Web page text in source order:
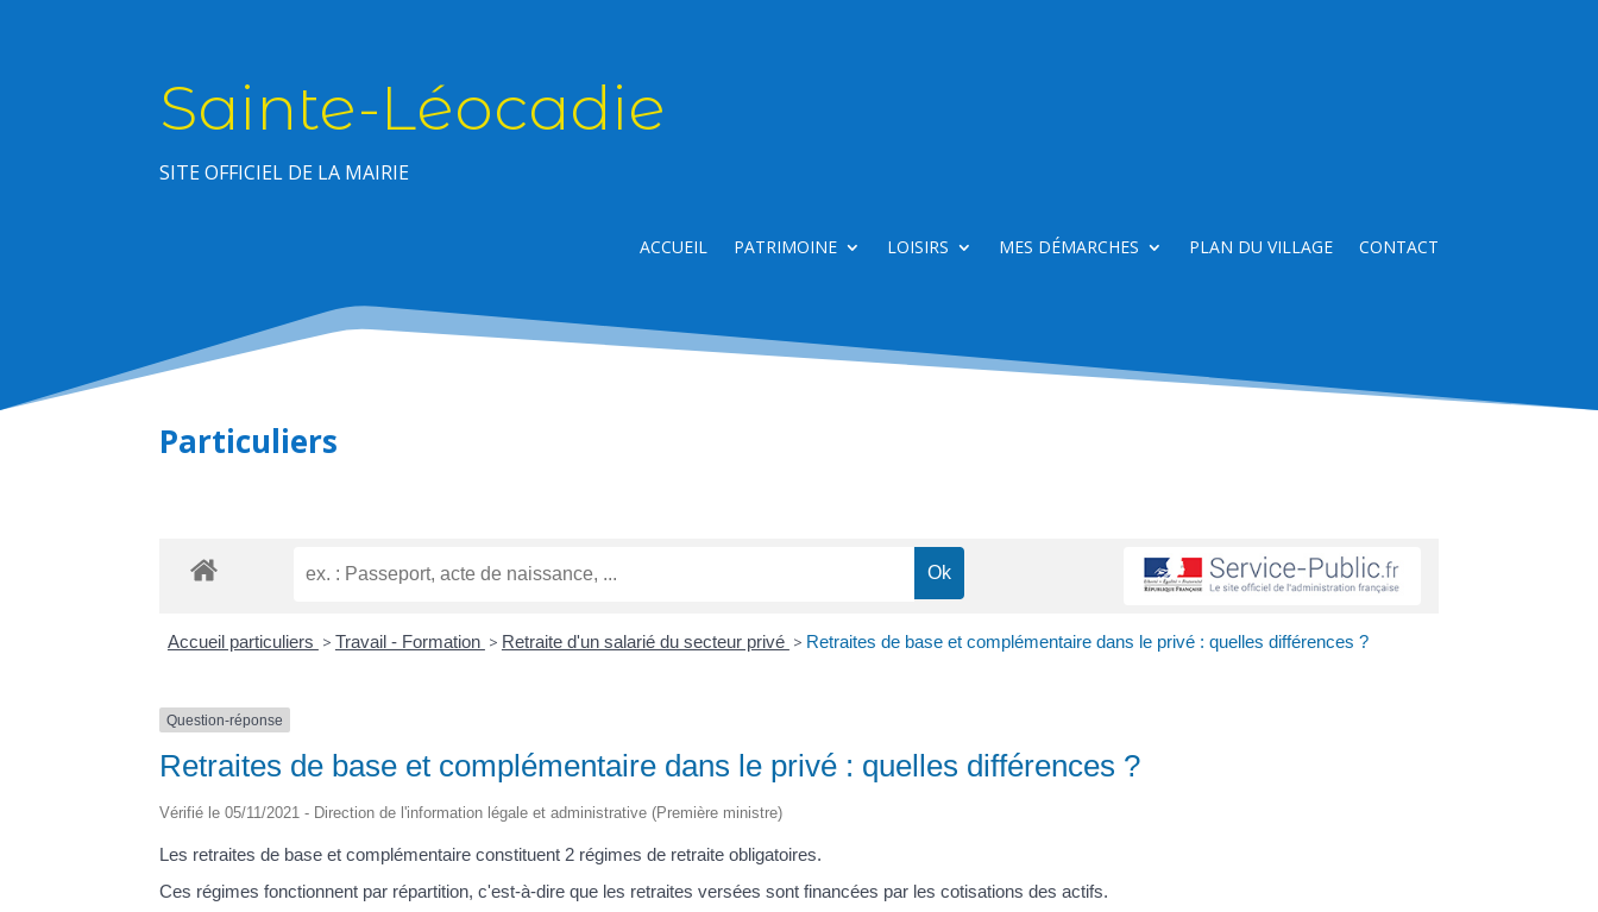
Sainte-Léocadie
SITE OFFICIEL DE LA MAIRIE
ACCUEIL PATRIMOINE LOISIRS MES DÉMARCHES PLAN DU VILLAGE CONTACT
Particuliers
Accueil particuliers > Travail - Formation > Retraite d'un salarié du secteur privé > Retraites de base et complémentaire dans le privé : quelles différences ?
Question-réponse
Retraites de base et complémentaire dans le privé : quelles différences ?
Vérifié le 05/11/2021 - Direction de l'information légale et administrative (Première ministre)
Les retraites de base et complémentaire constituent 2 régimes de retraite obligatoires.
Ces régimes fonctionnent par répartition, c'est-à-dire que les retraites versées sont financées par les cotisations des actifs.